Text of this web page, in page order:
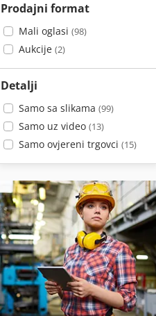
Prodajni format
Mali oglasi (98)
Aukcije (2)
Detalji
Samo sa slikama (99)
Samo uz video (13)
Samo ovjereni trgovci (15)